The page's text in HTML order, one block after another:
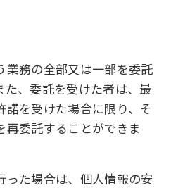
業務の全部又は一部を委託
た、委託を受けた者は、最
を受けた場合に限り、そ
委託することができま
った場合は、個人情報の安